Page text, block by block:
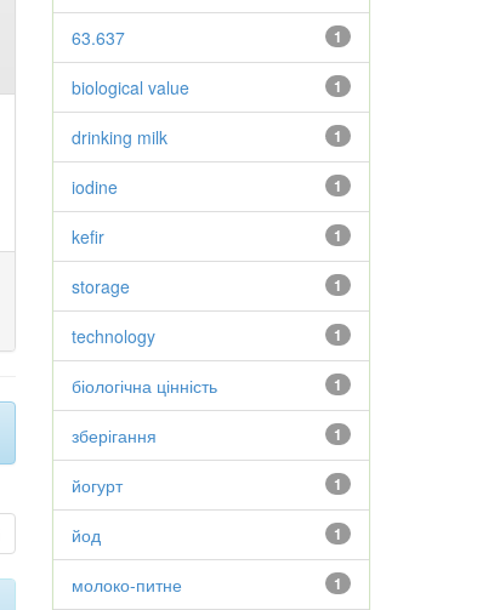
1
63.637
1
biological value
1
drinking milk
1
iodine
1
kefir
1
storage
1
technology
1
біологічна цінність
1
зберігання
1
йогурт
1
йод
1
молоко-питне